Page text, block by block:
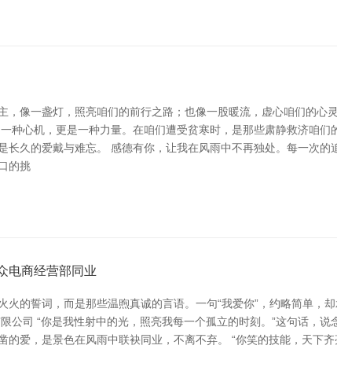
，像一盏灯，照亮咱们的前行之路；也像一股暖流，虚心咱们的
种心机，更是一种力量。在咱们遭受贫寒时，是那些肃静救济咱
长久的爱戴与难忘。 感德有你，让我在风雨中不再独处。每一次
的挑
电商经营部同业
火的誓词，而是那些温煦真诚的言语。一句“我爱你”，约略简单
公司 “你是我性射中的光，照亮我每一个孤立的时刻。”这句话，
的爱，是景色在风雨中联袂同业，不离不弃。 “你笑的技能，天下